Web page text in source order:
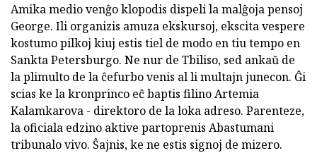
Amika medio venĝo klopodis dispeli la malĝoja pensoj
George. Ili organizis amuza ekskursoj, ekscita vespere
kostumo pilkoj kiuj estis tiel de modo en tiu tempo en
Sankta Petersburgo. Ne nur de Tbiliso, sed ankaŭ de
la plimulto de la ĉefurbo venis al li multajn junecon. Ĝi
scias ke la kronprinco eĉ baptis filino Artemia
Kalamkarova - direktoro de la loka adreso. Parenteze,
la oficiala edzino aktive partoprenis Abastumani
tribunalo vivo. Ŝajnis, ke ne estis signoj de mizero.